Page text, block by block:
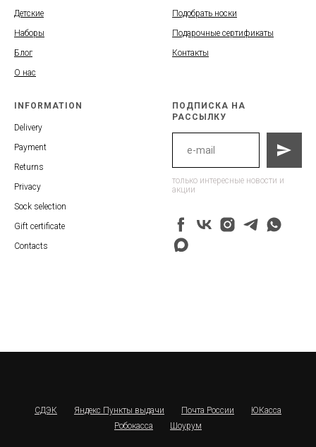
Детские
Наборы
Блог
О нас
Подобрать носки
Подарочные сертификаты
Контакты
INFORMATION
Delivery
Payment
Returns
Privacy
Sock selection
Gift certificate
Contacts
ПОДПИСКА НА
РАССЫЛКУ
только интересные новости и
акции
СДЭК Яндекс Пункты выдачи Почта России
ЮКасса
Робокасса
Шоурум